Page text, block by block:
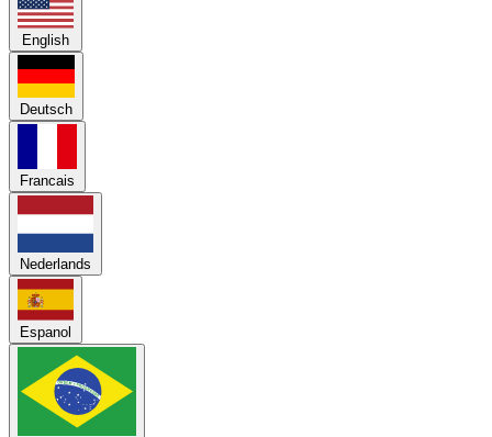
English
Deutsch
Francais
Nederlands
Espanol